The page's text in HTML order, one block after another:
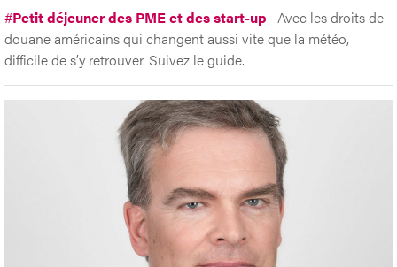
#Petit déjeuner des PME et des start-up Avec les droits de
douane américains qui changent aussi vite que la météo,
difficile de s’y retrouver. Suivez le guide.